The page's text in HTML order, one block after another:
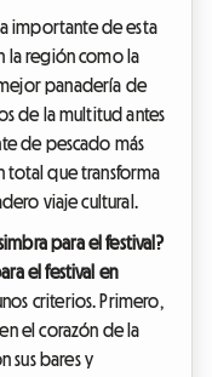
importante de esta
la región como la
panadería de
de la multitud antes
de pescado más
total que transforma
viaje cultural.
para el festival?
el festival en
criterios. Primero,
el corazón de la
sus bares y